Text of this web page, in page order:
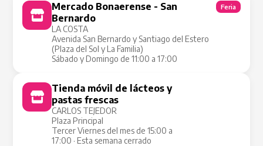
Mercado Bonaerense - San
Bernardo
LA COSTA
Avenida San Bernardo y Santiago del Estero
(Plaza del Sol y La Familia)
Sábado y Domingo de 11:00 a 17:00
Feria
Tienda móvil de lácteos y
pastas frescas
CARLOS TEJEDOR
Plaza Principal
Tercer Viernes del mes de 15:00 a
17:00 · Esta semana cerrado